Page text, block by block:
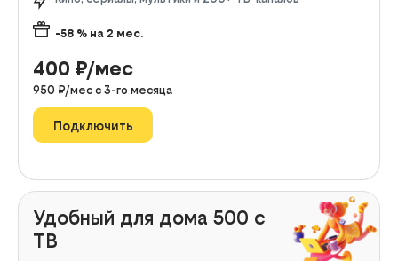
-58 % на 2 мес.
400 ₽/мес
950 ₽/мес с 3-го месяца
Подключить
Удобный для дома 500 с
ТВ